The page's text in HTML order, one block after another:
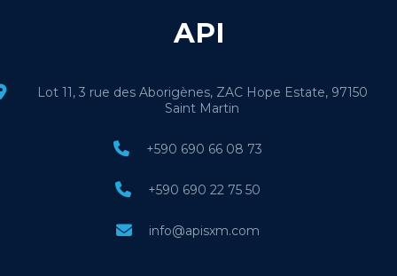
API
Lot 11, 3 rue des Aborigènes, ZAC Hope Estate, 97150
Saint Martin
+590 690 66 08 73
+590 690 22 75 50
info@apisxm.com